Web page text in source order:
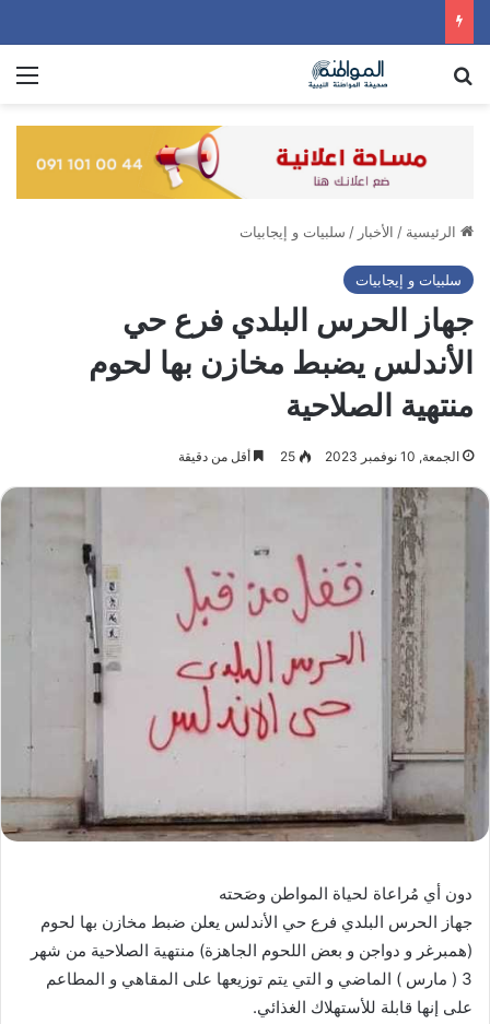
الرئيسية / الأخبار / سلبيات و إيجابيات
سلبيات و إيجابيات
جهاز الحرس البلدي فرع حي
الأندلس يضبط مخازن بها لحوم
منتهية الصلاحية
الجمعة, 10 نوفمبر 2023 25 أقل من دقيقة
دون أي مُراعاة لحياة المواطن وصَحته
جهاز الحرس البلدي فرع حي الأندلس يعلن ضبط مخازن بها لحوم
(همبرغر و دواجن و بعض اللحوم الجاهزة) منتهية الصلاحية من شهر
3 ( مارس ) الماضي و التي يتم توزيعها على المقاهي و المطاعم
على إنها قابلة للأستهلاك الغذائي.